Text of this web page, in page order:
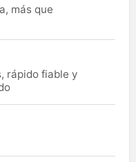
más que
rápido fiable y